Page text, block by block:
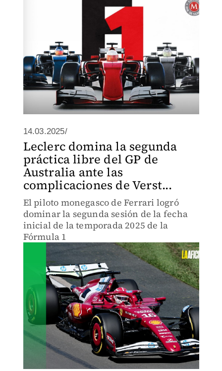
14.03.2025/
Leclerc domina la segunda
práctica libre del GP de
Australia ante las
complicaciones de Verst...
El piloto monegasco de Ferrari logró
dominar la segunda sesión de la fecha
inicial de la temporada 2025 de la
Fórmula 1